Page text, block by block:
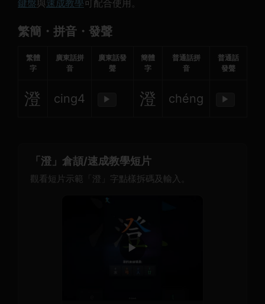
鍵盤與速成教學可配合使用。
繁簡・拼音・發聲
繁體
字
廣東話拼
音
廣東話發
聲
簡體
字
普通話拼
音
普通話
發聲
澄 cing4 ▶ 澄 chéng ▶
「澄」倉頡/速成教學短片
觀看短片示範「澄」字點樣拆碼及輸入。
▶